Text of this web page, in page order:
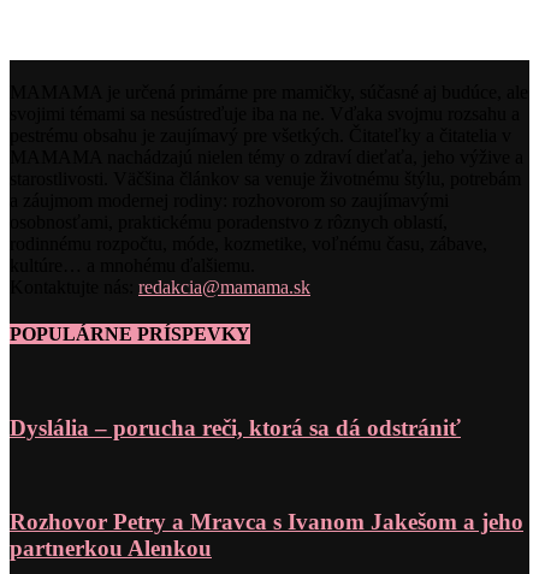
redakcia@mamama.sk
POPULÁRNE PRÍSPEVKY
Dyslália – porucha reči, ktorá sa dá odstrániť
Rozhovor Petry a Mravca s Ivanom Jakešom a jeho
partnerkou Alenkou